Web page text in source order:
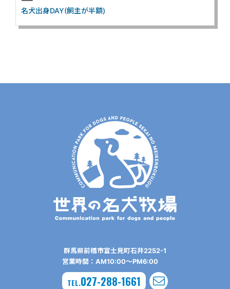
名犬出身DAY(飼主が半額)
群⾺県前橋市富⼠⾒町⽯井2252-1
営業時間：AM10:00〜PM6:00
TEL.027-288-1661